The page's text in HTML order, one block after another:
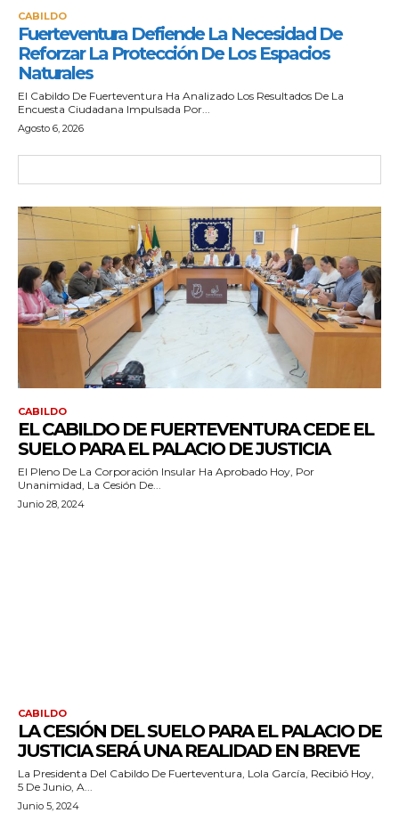
CABILDO
Fuerteventura Defiende La Necesidad De
Reforzar La Protección De Los Espacios
Naturales
El Cabildo De Fuerteventura Ha Analizado Los Resultados De La
Encuesta Ciudadana Impulsada Por...
Agosto 6, 2026
CABILDO
EL CABILDO DE FUERTEVENTURA CEDE EL
SUELO PARA EL PALACIO DE JUSTICIA
El Pleno De La Corporación Insular Ha Aprobado Hoy, Por
Unanimidad, La Cesión De...
Junio 28, 2024
CABILDO
LA CESIÓN DEL SUELO PARA EL PALACIO DE
JUSTICIA SERÁ UNA REALIDAD EN BREVE
La Presidenta Del Cabildo De Fuerteventura, Lola García, Recibió Hoy,
5 De Junio, A...
Junio 5, 2024